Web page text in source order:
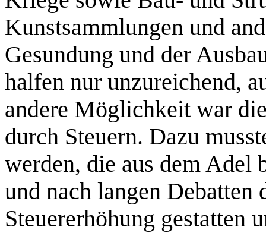
Kunstsammlungen und
Gesundung und der
halfen nur unzureichend,
andere Möglichkeit war
durch Steuern. Dazu
werden, die aus dem
und nach langen Debatten
Steuererhöhung gestatten